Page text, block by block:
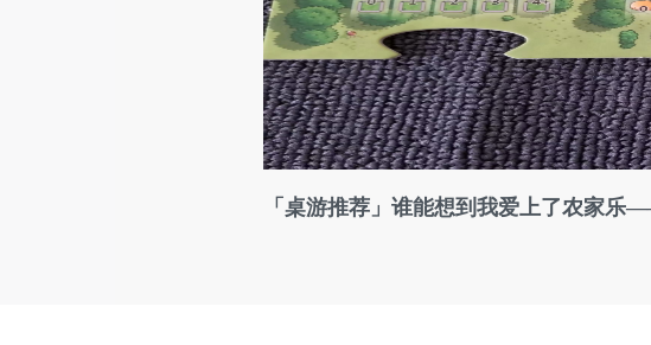
「桌游推荐」谁能想到我爱上了农家乐